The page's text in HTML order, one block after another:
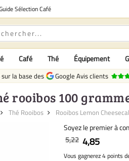
Sélection Café
Café Thé Équipement
sur la base des Google Avis clients
rooibos 100
Thé Rooibos Rooibos Lemon
Soyez le premier à
5,22 4,85
Vous gagnerez 4 points